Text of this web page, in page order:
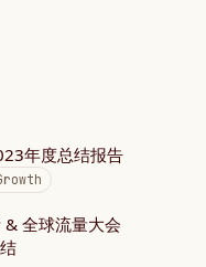
年度总结报告
全球流量大会